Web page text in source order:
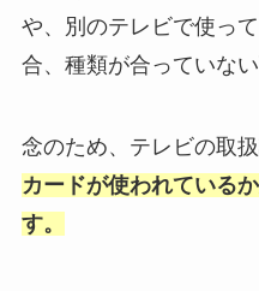
や、別のテレビで使っ
合、種類が合っていな
念のため、テレビの取
カードが使われている
す。